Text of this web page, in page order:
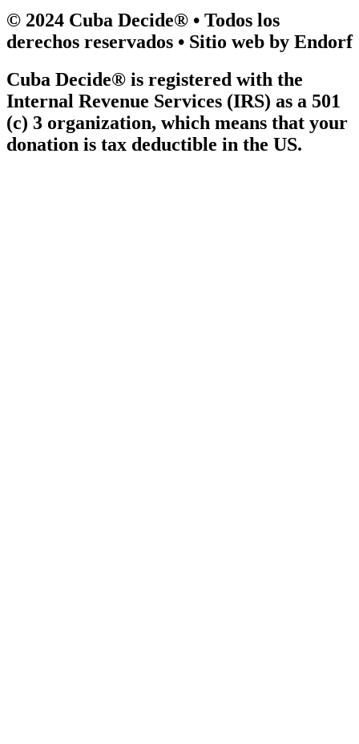
© 2024 Cuba Decide® • Todos los
derechos reservados • Sitio web by Endorf
Cuba Decide® is registered with the
Internal Revenue Services (IRS) as a 501
(c) 3 organization, which means that your
donation is tax deductible in the US.